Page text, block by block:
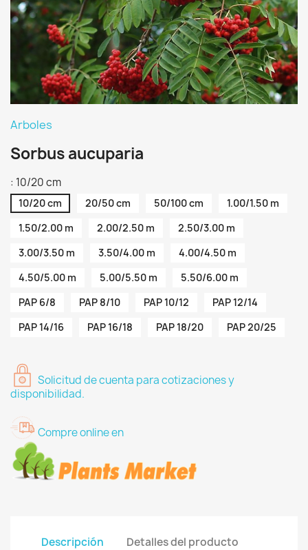
Arboles
Sorbus aucuparia
: 10/20 cm
10/20 cm 20/50 cm 50/100 cm
1.00/1.50 m
1.50/2.00 m
2.00/2.50 m
2.50/3.00 m
3.00/3.50 m
3.50/4.00 m
4.00/4.50 m
4.50/5.00 m
5.00/5.50 m
5.50/6.00 m
PAP 6/8
PAP 8/10 PAP 10/12
PAP 12/14
PAP 14/16
PAP 16/18 PAP 18/20 PAP 20/25
Solicitud de cuenta para cotizaciones y
disponibilidad.
Compre online en
Descripción Detalles del producto